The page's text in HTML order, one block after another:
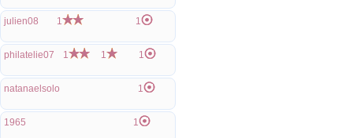
julien08 1 1
philatelie07 1 1 1
natanaelsolo 1
1965 1